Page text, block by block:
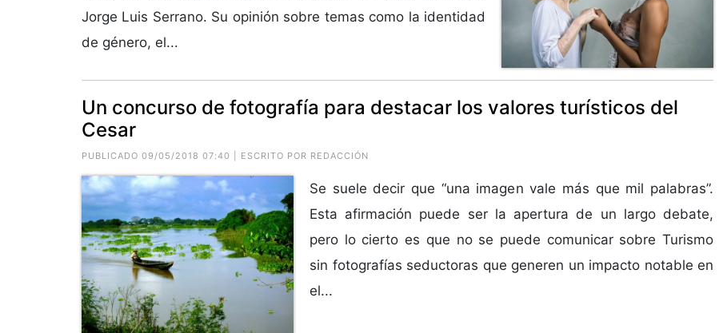
Jorge Luis Serrano. Su opinión sobre temas como la identidad
de género, el...
Un concurso de fotografía para destacar los valores turísticos del
Cesar
PUBLICADO 09/05/2018 07:40 | ESCRITO POR REDACCIÓN
Se suele decir que “una imagen vale más que mil palabras”.
Esta afirmación puede ser la apertura de un largo debate,
pero lo cierto es que no se puede comunicar sobre Turismo
sin fotografías seductoras que generen un impacto notable en
el...